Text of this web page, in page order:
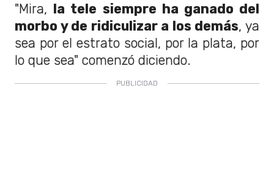
"Mira, la tele siempre ha ganado del
morbo y de ridiculizar a los demás, ya
sea por el estrato social, por la plata, por
lo que sea" comenzó diciendo.